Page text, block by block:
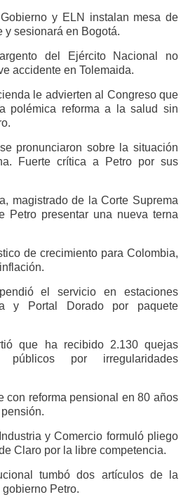
y ELN instalan mesa de
y sesionará en Bogotá.
del Ejército Nacional no
accidente en Tolemaida.
le advierten al Congreso que
polémica reforma a la salud sin
pronunciaron sobre la situación
Fuerte crítica a Petro por sus
magistrado de la Corte Suprema
Petro presentar una nueva terna
de crecimiento para Colombia,
el servicio en estaciones
y Portal Dorado por paquete
que ha recibido 2.130 quejas
públicos por irregularidades
con reforma pensional en 80 años
y Comercio formuló pliego
Claro por la libre competencia.
tumbó dos artículos de la
Petro.